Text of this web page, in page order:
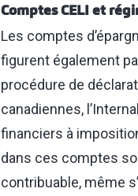
Comptes CELI et
Les comptes
figurent également
procédure de
canadiennes,
financiers à
dans ces comptes
contribuable, même